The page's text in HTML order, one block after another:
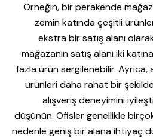
Örneğin, bir perakende
zemin katında çeşitli
ekstra bir satış alanı
mağazanın satış alanı iki
fazla ürün sergilenebilir.
ürünleri daha rahat bir
alışveriş deneyimini
düşünün. Ofisler genellikle
nedenle geniş bir alana ihtiyaç